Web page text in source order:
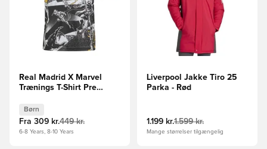
Real Madrid X Marvel
Trænings T-Shirt Pre
Børn
Børn
Fra 309 kr.449 kr.
6-8 Years, 8-10 Years
Liverpool Jakke Tiro 25
Parka - Rød
1.199 kr.1.599 kr.
Mange størrelser tilgængelig